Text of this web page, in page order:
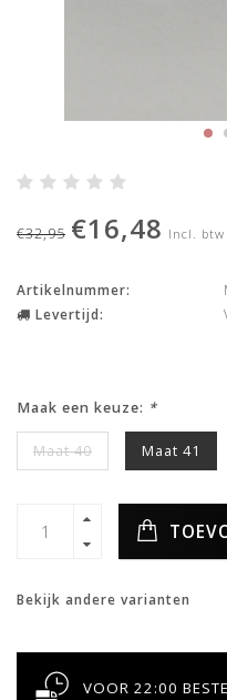
€32,95 €16,48 Incl. btw
Artikelnummer:
Levertijd:
Maak een keuze: *
Maat 40 Maat 41
Bekijk andere varianten
VOOR 22:00